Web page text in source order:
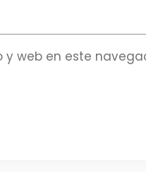
web en este